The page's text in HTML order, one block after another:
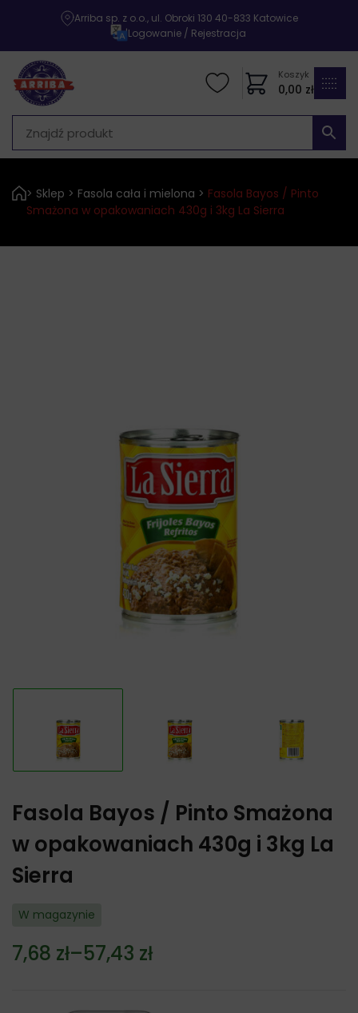
Arriba sp. z o.o., ul. Obroki 130 40-833 Katowice
|Logowanie / Rejestracja
Koszyk
0,00 zł
> Sklep > Fasola cała i mielona > Fasola Bayos / Pinto
Smażona w opakowaniach 430g i 3kg La Sierra
Fasola Bayos / Pinto Smażona
w opakowaniach 430g i 3kg La
Sierra
W magazynie
7,68 zł–57,43 zł
Zakres